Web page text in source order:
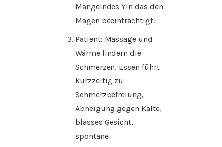
Mangelndes Yin das den
Magen beeinträchtigt.
Patient: Massage und
Wärme lindern die
Schmerzen, Essen führt
kurzzeitig zu
Schmerzbefreiung,
Abneigung gegen Kälte,
blasses Gesicht,
spontane